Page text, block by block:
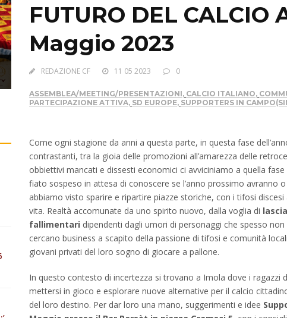
FUTURO DEL CALCIO
Maggio 2023
REDAZIONE CF 11 05 2023 0
ASSEMBLEA/MEETING/PRESENTAZIONI, CALCIO ITALIANO,
PARTECIPAZIONE ATTIVA, SD EUROPE, SUPPORTERS IN
Come ogni stagione da anni a questa parte, in questa fase
contrastanti, tra la gioia delle promozioni all’amarezza delle
obbiettivi mancati e dissesti economici ci avviciniamo a quella
fiato sospeso in attesa di conoscere se l’anno prossimo avranno
abbiamo visto sparire e ripartire piazze storiche, con i tifosi
vita. Realtà accomunate da uno spirito nuovo, dalla voglia di
fallimentari dipendenti dagli umori di personaggi che spesso
cercano business a scapito della passione di tifosi e comunità
giovani privati del loro sogno di giocare a pallone.
In questo contesto di incertezza si trovano a Imola dove i ragazzi
mettersi in gioco e esplorare nuove alternative per il calcio
del loro destino. Per dar loro una mano, suggerimenti e idee